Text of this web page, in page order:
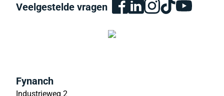
Veelgestelde vragen
Fynanch
Industrieweg 2